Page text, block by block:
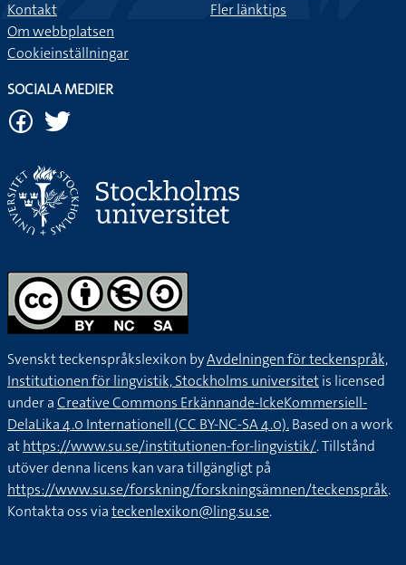
Kontakt
Om webbplatsen
Cookieinställningar
Fler länktips
SOCIALA MEDIER
Svenskt teckenspråkslexikon byAvdelningen för teckenspråk,
Institutionen för lingvistik, Stockholms universitetis licensed
under aCreative Commons Erkännande-IckeKommersiell-
DelaLika 4.0 Internationell (CC BY-NC-SA 4.0).Based on a work
athttps://www.su.se/institutionen-for-lingvistik/. Tillstånd
utöver denna licens kan vara tillgängligt på
https://www.su.se/forskning/forskningsämnen/teckenspråk.
Kontakta oss viateckenlexikon@ling.su.se.